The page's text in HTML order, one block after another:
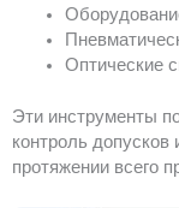
Оптические
Эти инструменты
контроль допусков
протяжении всего